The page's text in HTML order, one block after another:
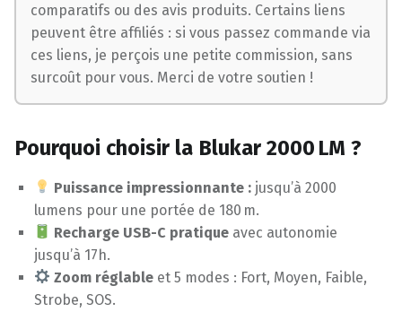
comparatifs ou des avis produits. Certains liens
peuvent être affiliés : si vous passez commande via
ces liens, je perçois une petite commission, sans
surcoût pour vous. Merci de votre soutien !
Pourquoi choisir la Blukar 2000 LM ?
Puissance impressionnante : jusqu’à 2000
lumens pour une portée de 180 m.
Recharge USB-C pratique avec autonomie
jusqu’à 17h.
Zoom réglable et 5 modes : Fort, Moyen, Faible,
Strobe, SOS.